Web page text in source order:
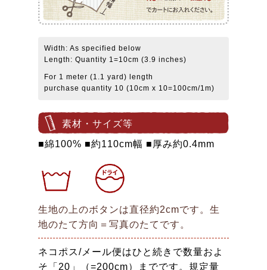
Width: As specified below
Length: Quantity 1=10cm (3.9 inches)
For 1 meter (1.1 yard) length
purchase quantity 10 (10cm x 10=100cm/1m)
素材・サイズ等
■綿100% ■約110cm幅 ■厚み約0.4mm
生地の上のボタンは直径約2cmです。生
地のたて方向＝写真のたてです。
ネコポス/メール便はひと続きで数量およ
そ「20」（=200cm）までです。規定量